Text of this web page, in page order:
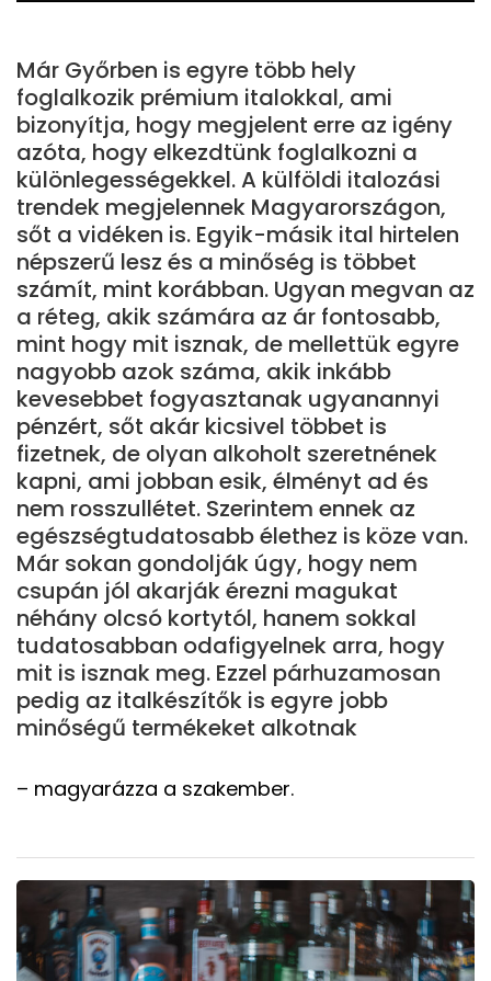
Már Győrben is egyre több hely
foglalkozik prémium italokkal, ami
bizonyítja, hogy megjelent erre az igény
azóta, hogy elkezdtünk foglalkozni a
különlegességekkel. A külföldi italozási
trendek megjelennek Magyarországon,
sőt a vidéken is. Egyik-másik ital hirtelen
népszerű lesz és a minőség is többet
számít, mint korábban. Ugyan megvan az
a réteg, akik számára az ár fontosabb,
mint hogy mit isznak, de mellettük egyre
nagyobb azok száma, akik inkább
kevesebbet fogyasztanak ugyanannyi
pénzért, sőt akár kicsivel többet is
fizetnek, de olyan alkoholt szeretnének
kapni, ami jobban esik, élményt ad és
nem rosszullétet. Szerintem ennek az
egészségtudatosabb élethez is köze van.
Már sokan gondolják úgy, hogy nem
csupán jól akarják érezni magukat
néhány olcsó kortytól, hanem sokkal
tudatosabban odafigyelnek arra, hogy
mit is isznak meg. Ezzel párhuzamosan
pedig az italkészítők is egyre jobb
minőségű termékeket alkotnak
– magyarázza a szakember.